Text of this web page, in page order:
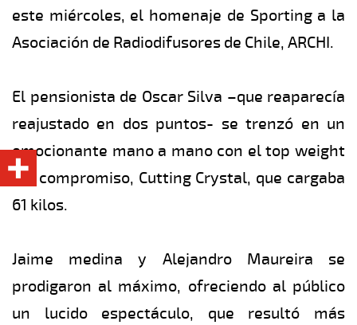
este miércoles, el homenaje de Sporting a la
Asociación de Radiodifusores de Chile, ARCHI.
El pensionista de Oscar Silva –que reaparecía
reajustado en dos puntos- se trenzó en un
emocionante mano a mano con el top weight
del compromiso, Cutting Crystal, que cargaba
61 kilos.
Jaime medina y Alejandro Maureira se
prodigaron al máximo, ofreciendo al público
un lucido espectáculo, que resultó más